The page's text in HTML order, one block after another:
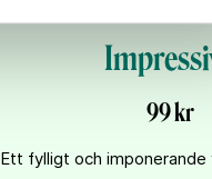
99 kr
Ett fylligt och imponerande